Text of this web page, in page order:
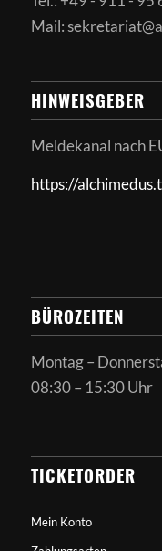
Mail:
HINWEISGEBER
Meldekanal nach
https://
BÜROZEITEN
Montag –
08:30 – 15:30 Uhr
TICKETORDER
Mein Konto